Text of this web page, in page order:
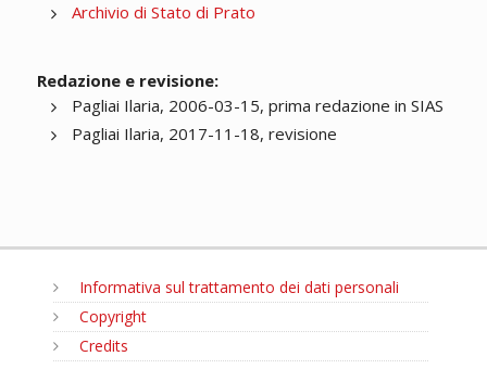
Archivio di Stato di Prato
Redazione e revisione:
Pagliai Ilaria, 2006-03-15, prima redazione in SIAS
Pagliai Ilaria, 2017-11-18, revisione
Informativa sul trattamento dei dati personali
Copyright
Credits